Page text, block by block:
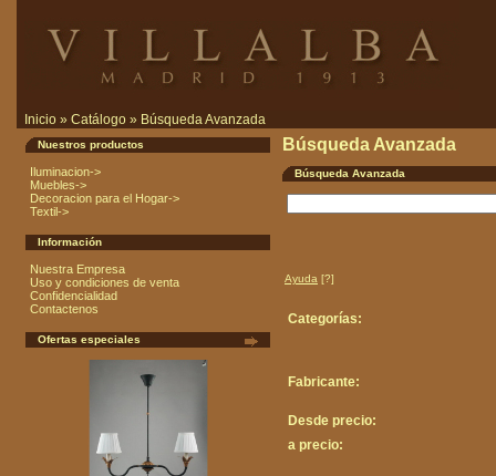
Inicio » Catálogo » Búsqueda Avanzada
Nuestros productos
Iluminacion->
Muebles->
Decoracion para el Hogar->
Textil->
Información
Nuestra Empresa
Uso y condiciones de venta
Confidencialidad
Contactenos
Ofertas especiales
Búsqueda Avanzada
Búsqueda Avanzada
Ayuda [?]
Categorías:
Fabricante:
Desde precio:
a precio: